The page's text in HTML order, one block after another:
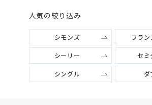
人気の絞り込み
シモンズ フラン
シーリー セミ
シングル ダ